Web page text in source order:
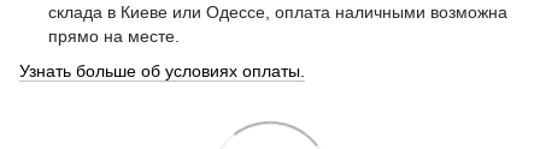
склада в Киеве или Одессе, оплата наличными возможна
прямо на месте.
Узнать больше об условиях оплаты.